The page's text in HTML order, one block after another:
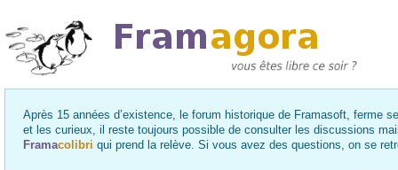
Après 15 années d’existence, le forum historique de Framasoft, ferme
et les curieux, il reste toujours possible de consulter les discussions
Framacolibri qui prend la relève. Si vous avez des questions, on se